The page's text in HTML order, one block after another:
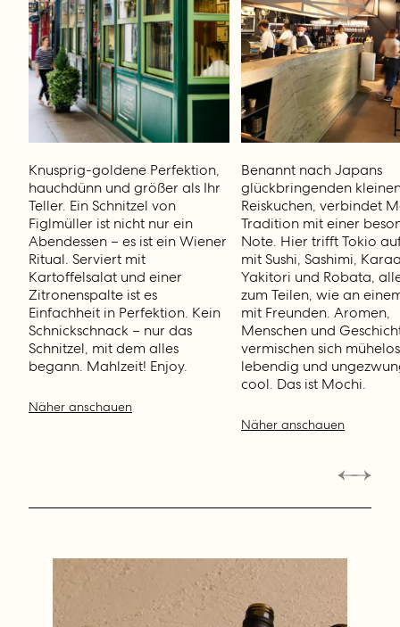
Knusprig-goldene Perfektion,
hauchdünn und größer als Ihr
Teller. Ein Schnitzel von
Figlmüller ist nicht nur ein
Abendessen – es ist ein Wiener
Ritual. Serviert mit
Kartoffelsalat und einer
Zitronenspalte ist es
Einfachheit in Perfektion. Kein
Schnickschnack – nur das
Schnitzel, mit dem alles
begann. Mahlzeit! Enjoy.
Näher anschauen
Benannt nach Japans
glückbringenden
Reiskuchen, verbindet
Tradition mit einer
Note. Hier trifft Tokio
mit Sushi, Sashimi,
Yakitori und Robata,
zum Teilen, wie an
mit Freunden. Aromen,
Menschen und
vermischen sich
lebendig und
cool. Das ist Mochi.
Näher anschauen